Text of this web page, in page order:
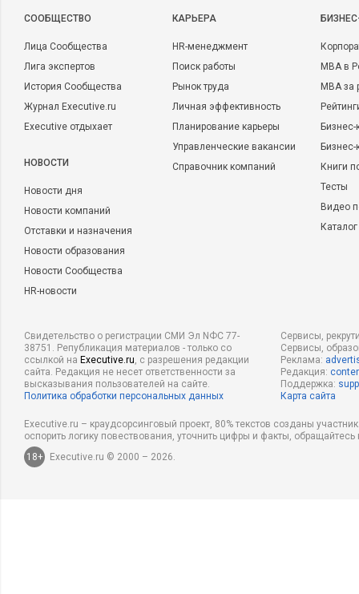
CООБЩЕСТВО
Лица Сообщества
Лига экспертов
История Сообщества
Журнал Executive.ru
Executive отдыхает
НОВОСТИ
Новости дня
Новости компаний
Отставки и назначения
Новости образования
Новости Сообщества
HR-новости
КАРЬЕРА
HR-менеджмент
Поиск работы
Рынок труда
Личная эффективность
Планирование карьеры
Управленческие вакансии
Справочник компаний
MBA в
MBA
Бизнес-
Книги
Тесты
Видео
Свидетельство о регистрации СМИ Эл NФС 77-
38751. Републикация материалов - только со
ссылкой на Executive.ru, с разрешения редакции
сайта. Редакция не несет ответственности за
высказывания пользователей на сайте.
Политика обработки персональных данных
Сервисы,
Сервисы,
Реклама:
Редакция:
Поддержка:
Карта сайта
Executive.ru – краудсорсинговый проект, 80% текстов созданы
оспорить логику повествования, уточнить цифры и факты,
18+
Executive.ru © 2000 – 2026.